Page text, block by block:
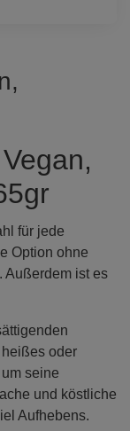
für jede
Option ohne
Außerdem ist es
oder
seine
und köstliche
Aufhebens.